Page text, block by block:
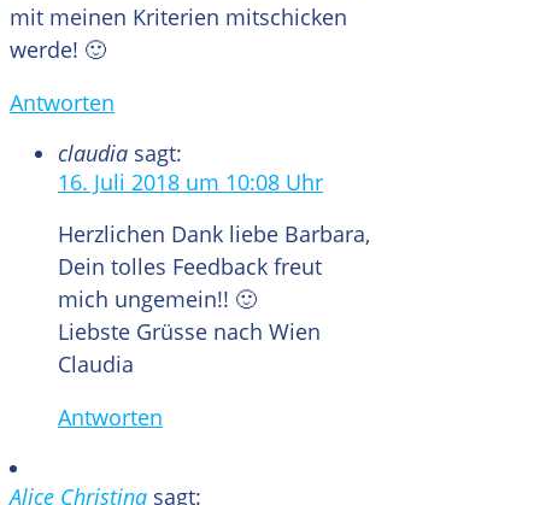
mit meinen Kriterien mitschicken
werde! 🙂
Antworten
claudia sagt:
16. Juli 2018 um 10:08 Uhr
Herzlichen Dank liebe Barbara,
Dein tolles Feedback freut
mich ungemein!! 🙂
Liebste Grüsse nach Wien
Claudia
Antworten
Alice Christina sagt: